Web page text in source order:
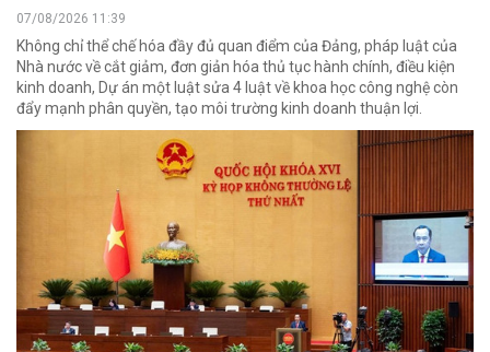
07/08/2026 11:39
Không chỉ thể chế hóa đầy đủ quan điểm của Đảng, pháp luật của
Nhà nước về cắt giảm, đơn giản hóa thủ tục hành chính, điều kiện
kinh doanh, Dự án một luật sửa 4 luật về khoa học công nghệ còn
đẩy mạnh phân quyền, tạo môi trường kinh doanh thuận lợi.